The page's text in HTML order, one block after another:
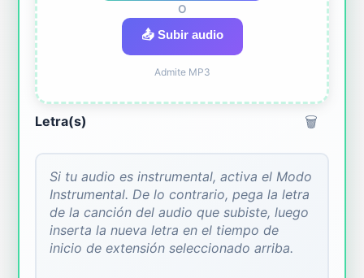
O
📤 Subir audio
Admite MP3
Letra(s) 🗑️